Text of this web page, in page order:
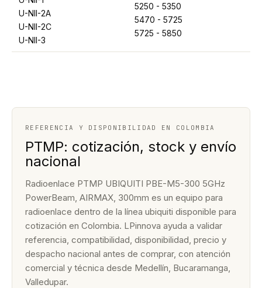
U-NII-2A
U-NII-2C
U-NII-3
5250 - 5350
5470 - 5725
5725 - 5850
REFERENCIA Y DISPONIBILIDAD EN COLOMBIA
PTMP: cotización, stock y envío
nacional
Radioenlace PTMP UBIQUITI PBE-M5-300 5GHz
PowerBeam, AIRMAX, 300mm es un equipo para
radioenlace dentro de la línea ubiquiti disponible para
cotización en Colombia. LPinnova ayuda a validar
referencia, compatibilidad, disponibilidad, precio y
despacho nacional antes de comprar, con atención
comercial y técnica desde Medellín, Bucaramanga,
Valledupar.